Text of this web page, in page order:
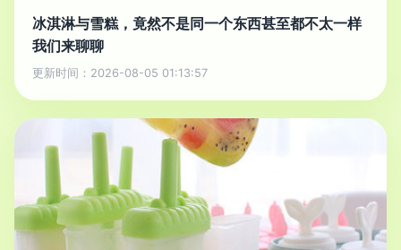
冰淇淋与雪糕，竟然不是同一个东西甚至都不太一样
我们来聊聊
更新时间：2026-08-05 01:13:57